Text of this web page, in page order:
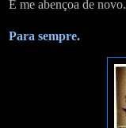
E me abençoa de novo.
Para sempre.